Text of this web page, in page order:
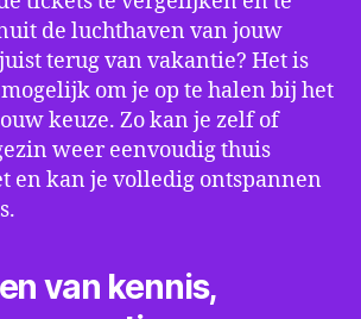
de luchthaven van jouw
terug van vakantie? Het is
om je op te halen bij het
keuze. Zo kan je zelf of
weer eenvoudig thuis
en kan je volledig ontspannen
van kennis,